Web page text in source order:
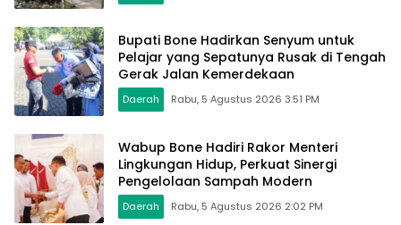
Bupati Bone Hadirkan Senyum untuk
Pelajar yang Sepatunya Rusak di Tengah
Gerak Jalan Kemerdekaan
Daerah Rabu, 5 Agustus 2026 3:51 PM
Wabup Bone Hadiri Rakor Menteri
Lingkungan Hidup, Perkuat Sinergi
Pengelolaan Sampah Modern
Daerah Rabu, 5 Agustus 2026 2:02 PM